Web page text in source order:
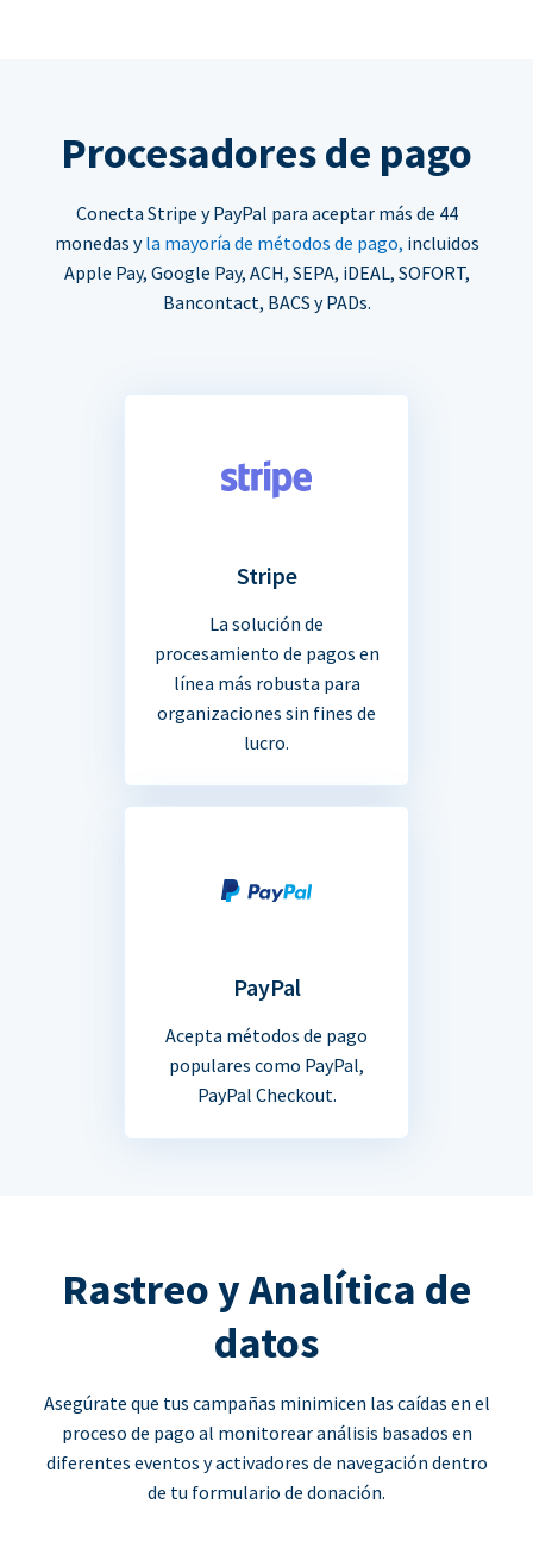
Procesadores de pago
Conecta Stripe y PayPal para aceptar más de 44
monedas yla mayoría de métodos de pago, incluidos
Apple Pay, Google Pay, ACH, SEPA, iDEAL, SOFORT,
Bancontact, BACS y PADs.
Stripe
La solución de
procesamiento de pagos en
línea más robusta para
organizaciones sin fines de
lucro.
PayPal
Acepta métodos de pago
populares como PayPal,
PayPal Checkout.
Rastreo y Analítica de
datos
Asegúrate que tus campañas minimicen las caídas en el
proceso de pago al monitorear análisis basados en
diferentes eventos y activadores de navegación dentro
de tu formulario de donación.